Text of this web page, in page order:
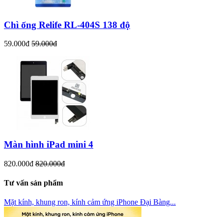
Chì ống Relife RL-404S 138 độ
59.000đ 59.000đ
Màn hình iPad mini 4
820.000đ 820.000đ
Tư vấn sản phẩm
Mặt kính, khung ron, kính cảm ứng iPhone Đại Bàng...